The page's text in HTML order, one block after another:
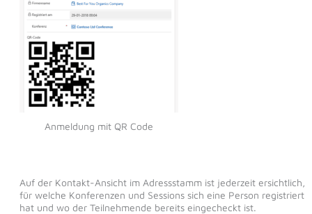
Anmeldung mit QR Code
Auf der Kontakt-Ansicht im Adressstamm ist jederzeit ersichtlich,
für welche Konferenzen und Sessions sich eine Person registriert
hat und wo der Teilnehmende bereits eingecheckt ist.